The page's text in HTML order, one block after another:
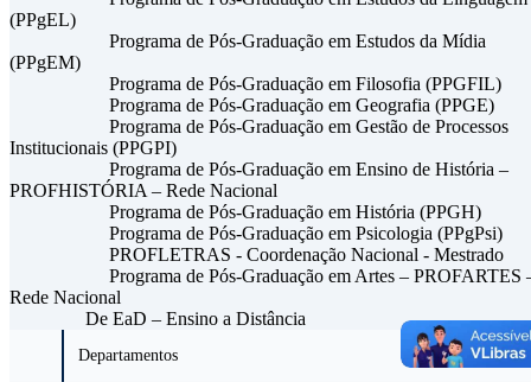
(PPgEL)
Programa de Pós-Graduação em Estudos da Mídia
(PPgEM)
Programa de Pós-Graduação em Filosofia (PPGFIL)
Programa de Pós-Graduação em Geografia (PPGE)
Programa de Pós-Graduação em Gestão de Processos
Institucionais (PPGPI)
Programa de Pós-Graduação em Ensino de História –
PROFHISTÓRIA – Rede Nacional
Programa de Pós-Graduação em História (PPGH)
Programa de Pós-Graduação em Psicologia (PPgPsi)
PROFLETRAS - Coordenação Nacional - Mestrado
Programa de Pós-Graduação em Artes – PROFARTES
Rede Nacional
De EaD – Ensino a Distância
Departamentos